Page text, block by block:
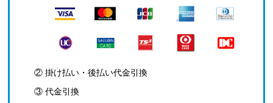
② 掛け払い・後払い代金引換
③ 代金引換